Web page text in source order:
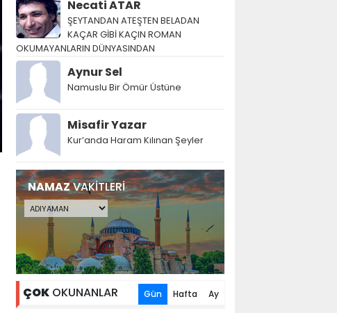
Necati ATAR
ŞEYTANDAN ATEŞTEN BELADAN
KAÇAR GİBİ KAÇIN ROMAN
OKUMAYANLARIN DÜNYASINDAN
Aynur Sel
Namuslu Bir Ömür Üstüne
Misafir Yazar
Kur’anda Haram Kılınan Şeyler
NAMAZVAKİTLERİ
ÇOK OKUNANLAR Gün Hafta Ay